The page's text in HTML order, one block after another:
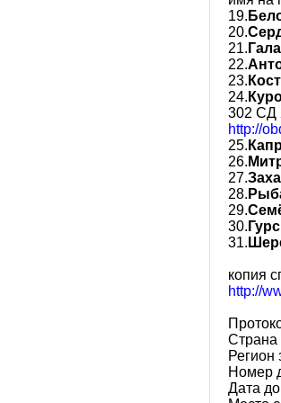
19.
20.
21.
22.
23.
24.
302 СД
http://
25.
26.
27.
28.
29.
30.
31.
копия
http://
Страна
Регион
Номер
Дата